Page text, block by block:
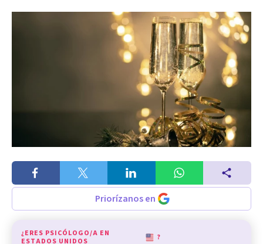
Priorízanos en
¿ERES PSICÓLOGO/A EN
ESTADOS UNIDOS
?